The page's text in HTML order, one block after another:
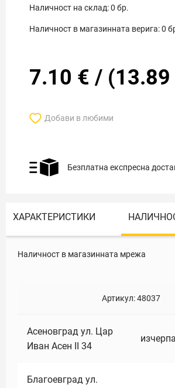
Наличност на склад:0 бр.
Наличност в магазинната верига:0
7.10 € / (13.89
Добави в любими
Безплатна експресна
ХАРАКТЕРИСТИКИ
Наличност в магазинната мрежа
Артикул:48037
Асеновград ул. Цар
Иван Асен II 34
Благоевград ул.